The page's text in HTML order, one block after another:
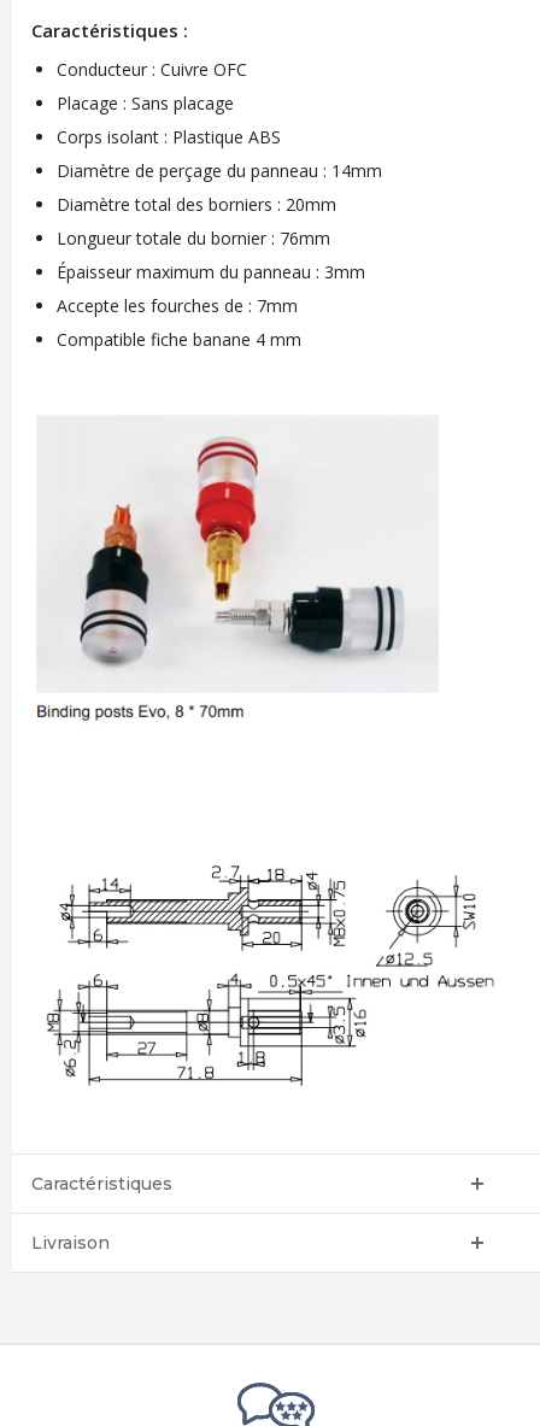
Caractéristiques :
Conducteur : Cuivre OFC
Placage : Sans placage
Corps isolant : Plastique ABS
Diamètre de perçage du panneau : 14mm
Diamètre total des borniers : 20mm
Longueur totale du bornier : 76mm
Épaisseur maximum du panneau : 3mm
Accepte les fourches de : 7mm
Compatible fiche banane 4 mm
Caractéristiques
Livraison